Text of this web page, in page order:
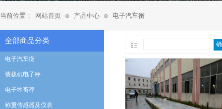
网站首页 ⊙ 产品中心 ⊙ 电子汽车衡
当前位置：
全部商品分类
电子汽车衡
装载机电子秤
电子牲畜秤
称重传感器及仪表